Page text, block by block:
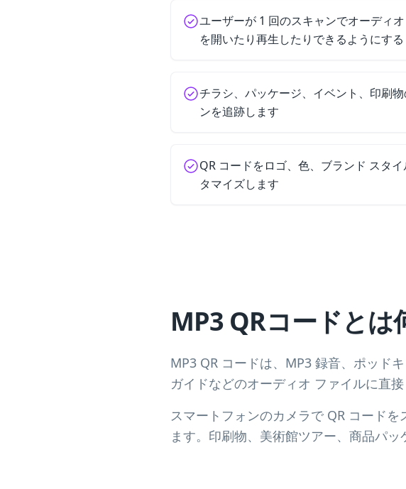
ユーザーが 1 回のスキャンでオーディ
を開いたり再生したりできるようにする
チラシ、パッケージ、イベント、印刷
ンを追跡します
QR コードをロゴ、色、ブランド スタイ
タマイズします
MP3 QRコードとは
MP3 QR コードは、MP3 録音、ポッド
ガイドなどのオーディオ ファイルに直
スマートフォンのカメラで QR コード
ます。印刷物、美術館ツアー、商品パ